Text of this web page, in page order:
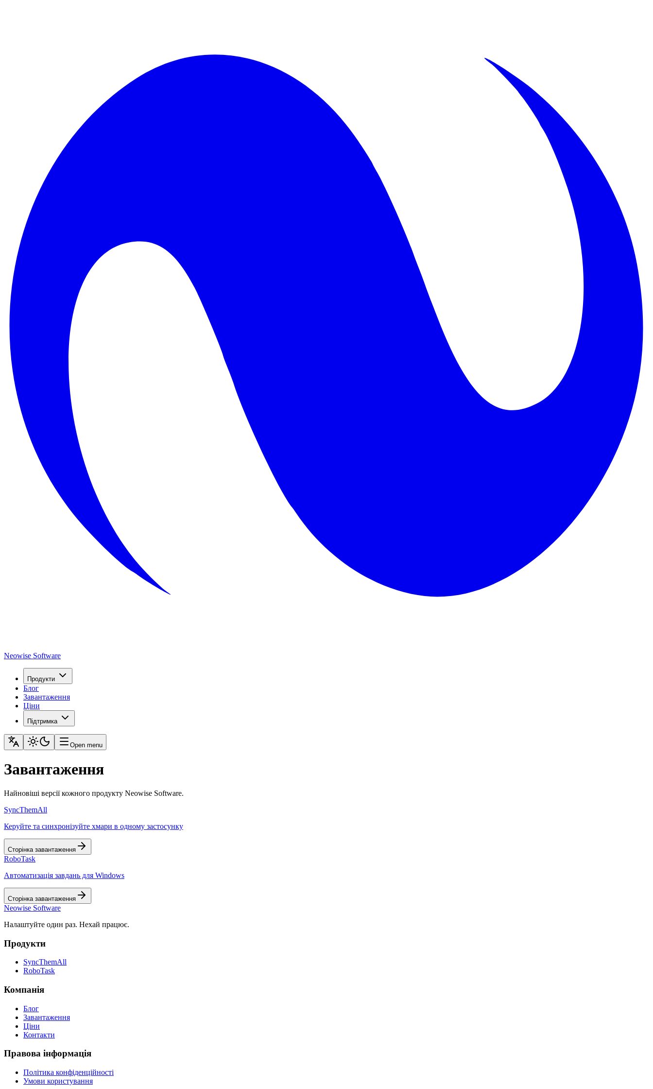
Neowise Software
Продукти
Блог
Завантаження
Ціни
Підтримка
Open menu
Завантаження
Найновіші версії кожного продукту Neowise Software.
SyncThemAll
Керуйте та синхронізуйте хмари в одному застосунку
Сторінка завантаження
RoboTask
Автоматизація завдань для Windows
Сторінка завантаження
Neowise Software
Налаштуйте один раз. Нехай працює.
Продукти
SyncThemAll
RoboTask
Компанія
Блог
Завантаження
Ціни
Контакти
Правова інформація
Політика конфіденційності
Умови користування